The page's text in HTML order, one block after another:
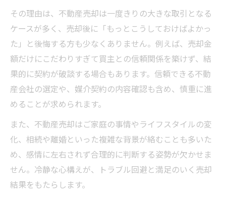
確定申告が必要なケースと対策ポイント
不動産売却で確定申告が必要となるケース
不動産売却時の確定申告ポイントと注意事
項
不動産売却と税金対策に役立つ確定申告の
知識
不動産売却時の確定申告の流れと対策法
不動産売却の確定申告で失敗しないコツ
やってはいけない売却失敗の回避策
不動産売却で避けたい失敗パターンと対策
不動産売却のやってはいけないことを徹底
その理由は、不動産売却は一度きりの大きな取引となる
ケースが多く、売却後に「もっとこうしておけばよかっ
た」と後悔する方も少なくありません。例えば、売却金
額だけにこだわりすぎて買主との信頼関係を築けず、結
果的に契約が破談する場合もあります。信頼できる不動
産会社の選定や、媒介契約の内容確認も含め、慎重に進
めることが求められます。
また、不動産売却はご家庭の事情やライフスタイルの変
化、相続や離婚といった複雑な背景が絡むことも多いた
め、感情に左右されず合理的に判断する姿勢が欠かせま
せん。冷静な心構えが、トラブル回避と満足のいく売却
結果をもたらします。